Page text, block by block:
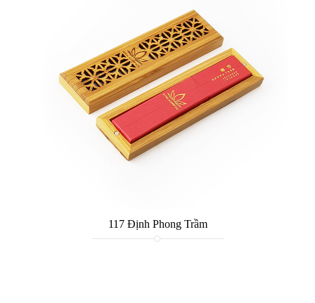
117 Định Phong Trầm